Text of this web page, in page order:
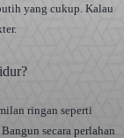
yang cukup. Kalau
ringan seperti
secara perlahan